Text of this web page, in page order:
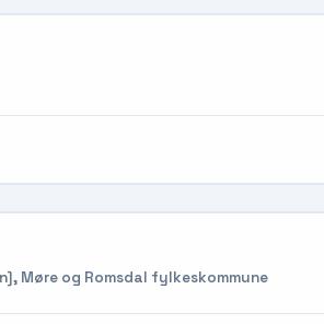
Møre og Romsdal fylkeskommune